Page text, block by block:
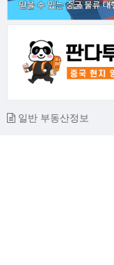
일반 부동산정보